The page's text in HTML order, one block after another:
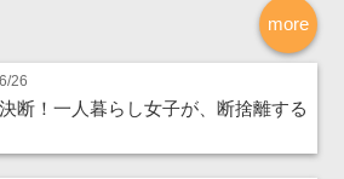
more
26
断！一人暮らし女子が、断捨離する